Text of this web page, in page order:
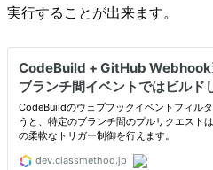
実行することが出来ます。